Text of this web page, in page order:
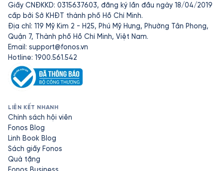
Giấy CNĐKKD: 0315637603, đăng ký lần đầu ngày 18/04/2019
cấp bởi Sở KHĐT thành phố Hồ Chí Minh.
Địa chỉ: 119 Mỹ Kim 2 - H25, Phú Mỹ Hưng, Phường Tân Phong,
Quận 7, Thành phố Hồ Chí Minh, Việt Nam.
Email: support@fonos.vn
Hotline: 1900.561.542
LIÊN KẾT NHANH
Chính sách hội viên
Fonos Blog
Linh Book Blog
Sách giấy Fonos
Quà tặng